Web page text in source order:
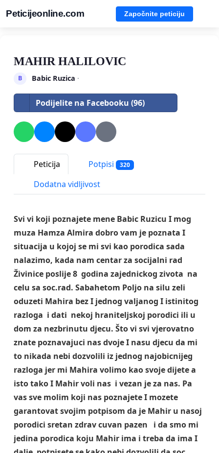
Peticijeonline.com Započnite peticiju
MAHIR HALILOVIC
B Babic Ruzica ·
Podijelite na Facebooku (96)
Peticija Potpisi 320
Dodatna vidljivost
Svi vi koji poznajete mene Babic Ruzicu I mog
muza Hamza Almira dobro vam je poznata I
situacija u kojoj se mi svi kao porodica sada
nalazimo, kada nam centar za socijalni rad
Živinice poslije 8 godina zajednickog zivota na
celu sa soc.rad. Sabahetom Poljo na silu zeli
oduzeti Mahira bez I jednog valjanog I istinitog
razloga i dati nekoj hraniteljskoj porodici ili u
dom za nezbrinutu djecu. Što vi svi vjerovatno
znate poznavajuci nas dvoje I nasu djecu da mi
to nikada nebi dozvolili iz jednog najobicnijeg
razloga jer mi Mahira volimo kao svoje dijete a
isto tako I Mahir voli nas i vezan je za nas. Pa
vas sve molim koji nas poznajete I mozete
garantovat svojim potpisom da je Mahir u nasoj
porodici sretan zdrav cuvan pazen i da smo mi
jedina porodica koju Mahir ima i treba da ima I